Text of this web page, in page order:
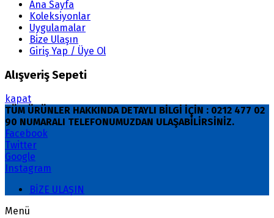
Ana Sayfa
Koleksiyonlar
Uygulamalar
Bize Ulaşın
Giriş Yap / Üye Ol
Alışveriş Sepeti
kapat
TÜM ÜRÜNLER HAKKINDA DETAYLI BİLGİ İÇİN : 0212 477 02
90 NUMARALI TELEFONUMUZDAN ULAŞABİLİRSİNİZ.
Facebook
Twitter
Google
Instagram
BİZE ULAŞIN
Menü